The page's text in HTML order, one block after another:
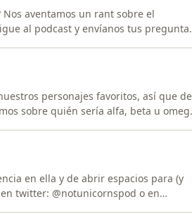
aventamos un rant sobre el
al podcast y envíanos tus
personajes favoritos, así que de
sobre quién sería alfa, beta u
en ella y de abrir espacios para (y
twitter: @notunicornspod o en